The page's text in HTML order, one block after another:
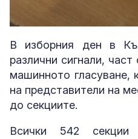
В изборния ден в
различни сигнали,
машинното гласуване,
на представители на
до секциите.
Всички 542